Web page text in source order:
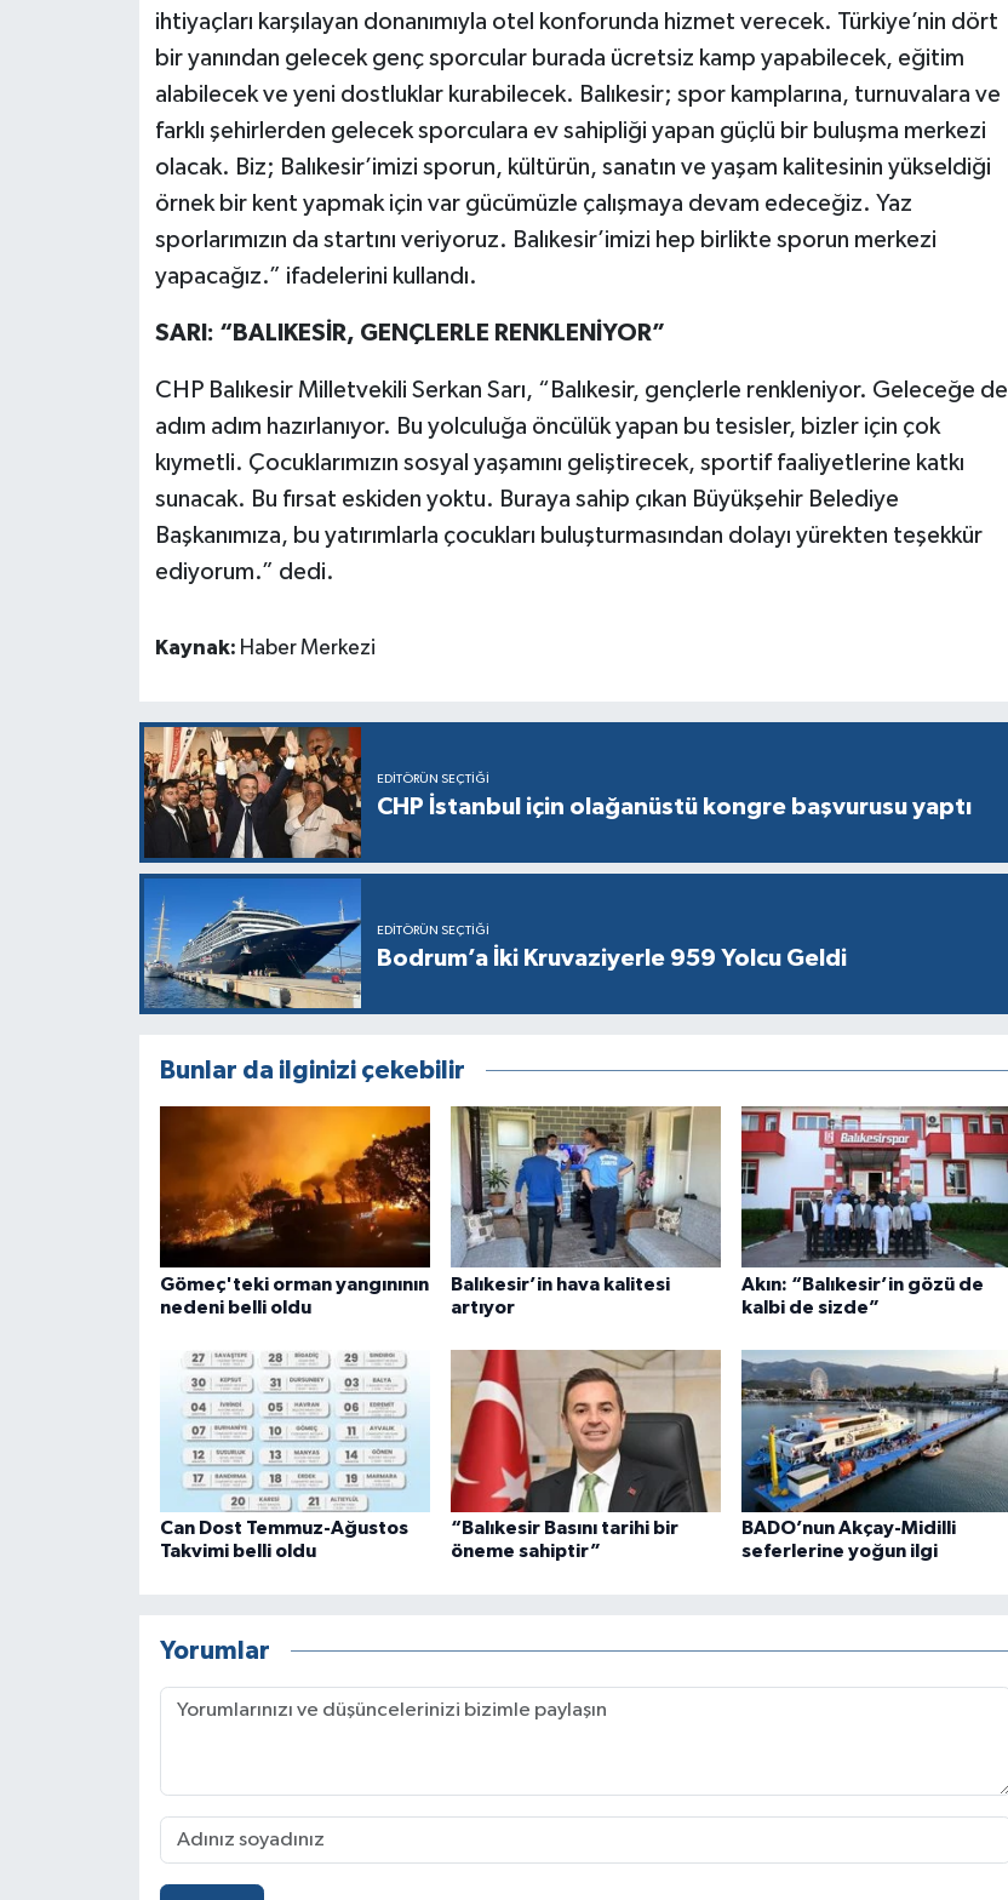
ihtiyaçları karşılayan donanımıyla otel konforunda hizmet verecek. Türkiye’nin dört
bir yanından gelecek genç sporcular burada ücretsiz kamp yapabilecek, eğitim
alabilecek ve yeni dostluklar kurabilecek. Balıkesir; spor kamplarına, turnuvalara ve
farklı şehirlerden gelecek sporculara ev sahipliği yapan güçlü bir buluşma merkezi
olacak. Biz; Balıkesir’imizi sporun, kültürün, sanatın ve yaşam kalitesinin yükseldiği
örnek bir kent yapmak için var gücümüzle çalışmaya devam edeceğiz. Yaz
sporlarımızın da startını veriyoruz. Balıkesir’imizi hep birlikte sporun merkezi
yapacağız.” ifadelerini kullandı.
SARI: “BALIKESİR, GENÇLERLE RENKLENİYOR”
CHP Balıkesir Milletvekili Serkan Sarı, “Balıkesir, gençlerle renkleniyor. Geleceğe de
adım adım hazırlanıyor. Bu yolculuğa öncülük yapan bu tesisler, bizler için çok
kıymetli. Çocuklarımızın sosyal yaşamını geliştirecek, sportif faaliyetlerine katkı
sunacak. Bu fırsat eskiden yoktu. Buraya sahip çıkan Büyükşehir Belediye
Başkanımıza, bu yatırımlarla çocukları buluşturmasından dolayı yürekten teşekkür
ediyorum.” dedi.
Kaynak: Haber Merkezi
EDITÖRÜN SEÇTIĞI
CHP İstanbul için olağanüstü kongre başvurusu yaptı
EDITÖRÜN SEÇTIĞI
Bodrum’a İki Kruvaziyerle 959 Yolcu Geldi
Bunlar da ilginizi çekebilir
Gömeç'teki orman yangınının
nedeni belli oldu
Balıkesir’in hava kalitesi
artıyor
Akın: “Balıkesir’in gözü de
kalbi de sizde”
Can Dost Temmuz-Ağustos
Takvimi belli oldu
“Balıkesir Basını tarihi bir
öneme sahiptir”
BADO’nun Akçay-Midilli
seferlerine yoğun ilgi
Yorumlar